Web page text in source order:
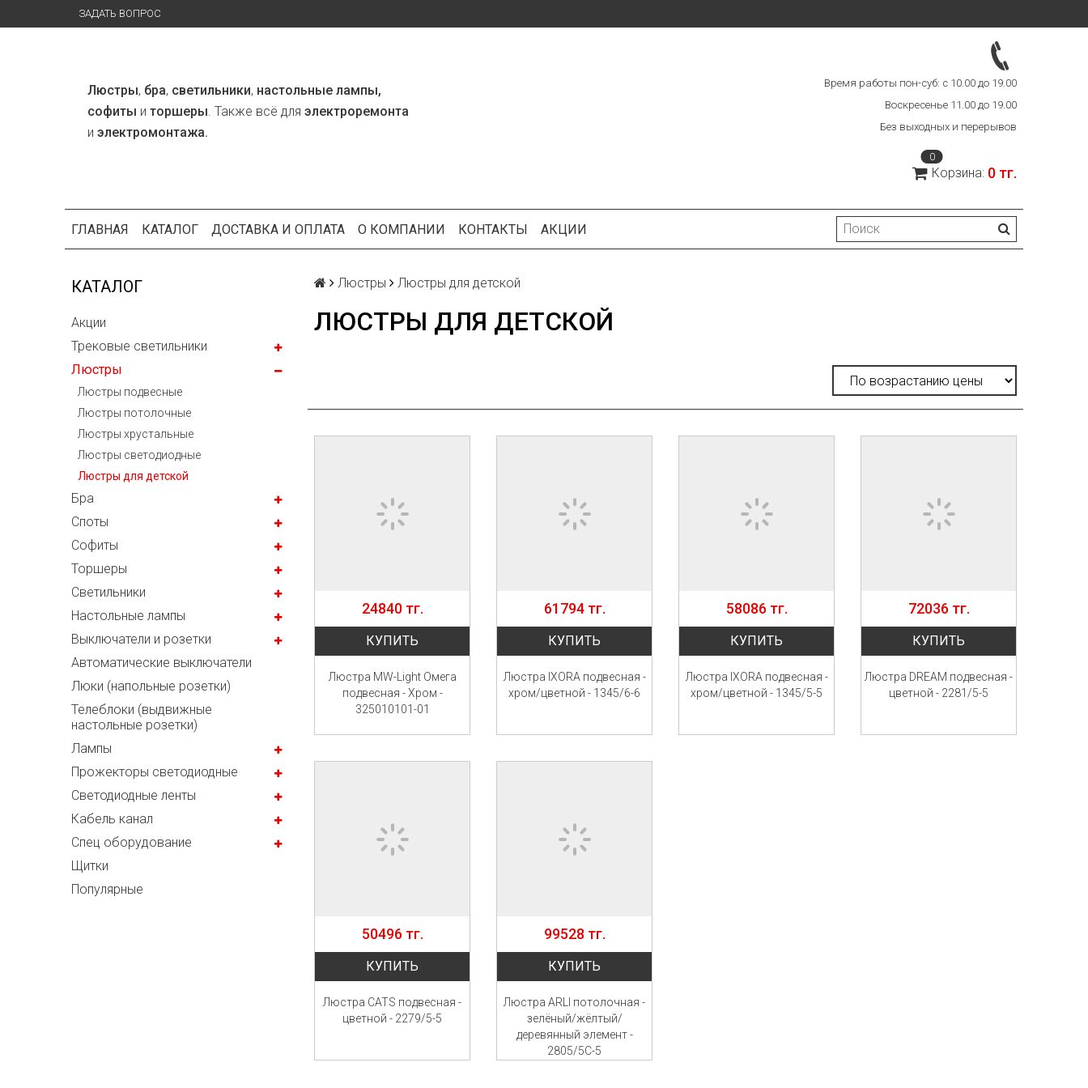
ЗАДАТЬ ВОПРОС
Люстры, бра, светильники, настольные лампы,
софиты и торшеры. Также всё для электроремонта
и электромонтажа.
Время работы пон-суб: с 10.00 до 19.00
Воскресенье 11.00 до 19.00
Без выходных и перерывов
0
Корзина: 0 тг.
ГЛАВНАЯ КАТАЛОГ ДОСТАВКА И ОПЛАТА О КОМПАНИИ КОНТАКТЫ АКЦИИ
КАТАЛОГ
Акции
Трековые светильники
Люстры
Люстры подвесные
Люстры потолочные
Люстры хрустальные
Люстры светодиодные
Люстры для детской
Бра
Споты
Софиты
Торшеры
Светильники
Настольные лампы
Выключатели и розетки
Автоматические выключатели
Люки (напольные розетки)
Телеблоки (выдвижные
настольные розетки)
Лампы
Прожекторы светодиодные
Светодиодные ленты
Кабель канал
Спец оборудование
Щитки
Популярные
Люстры Люстры для детской
ЛЮСТРЫ ДЛЯ ДЕТСКОЙ
24840 тг.
КУПИТЬ
Люстра MW-Light Омега
подвесная - Хром -
325010101-01
61794 тг.
КУПИТЬ
Люстра IXORA подвесная -
хром/цветной - 1345/6-6
58086 тг.
КУПИТЬ
Люстра IXORA подвесная -
хром/цветной - 1345/5-5
72036 тг.
КУПИТЬ
Люстра DREAM подвесная -
цветной - 2281/5-5
50496 тг.
КУПИТЬ
Люстра CATS подвесная -
цветной - 2279/5-5
99528 тг.
КУПИТЬ
Люстра ARLI потолочная -
зелёный/жёлтый/
деревянный элемент -
2805/5C-5